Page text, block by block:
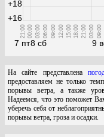
7 пт
21:00
8 сб
00:00 03:00 06:00 09:00 12:00 15:00 18:00 21:00
9
03:00 09:00
+16
+18
На сайте представлена
предоставляем не только
порывы ветра, а также
Надеемся, что это поможет
уберечь себя от
порывы ветра, гроза и осадки.